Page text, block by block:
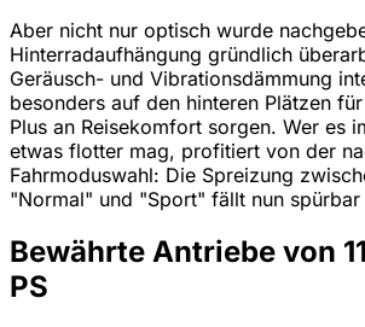
Aber nicht nur optisch wurde
Hinterradaufhängung gründlich
Geräusch- und Vibrationsdämmung
besonders auf den hinteren Plätzen
Plus an Reisekomfort sorgen. Wer es
etwas flotter mag, profitiert von der
Fahrmoduswahl: Die Spreizung
"Normal" und "Sport" fällt nun spürbar
Bewährte Antriebe von
PS